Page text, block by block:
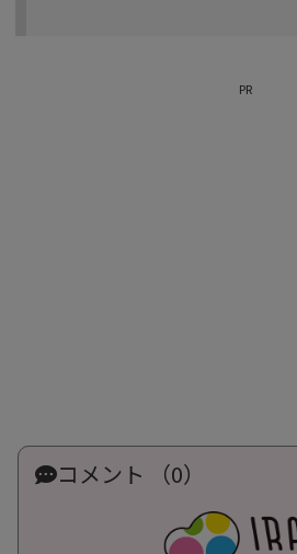
PR
コメント （0）